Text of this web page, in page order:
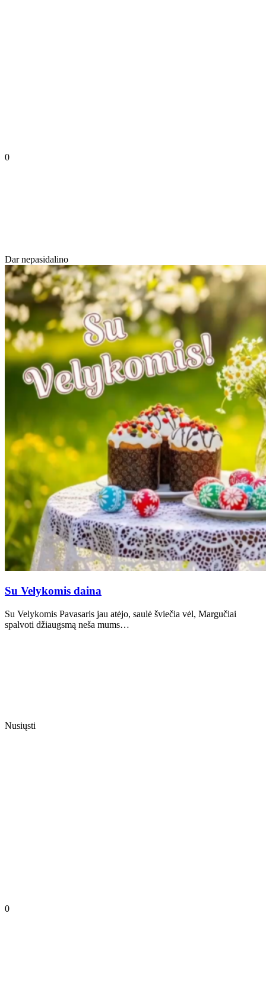
0
Dar nepasidalino
Su Velykomis daina
Su Velykomis Pavasaris jau atėjo, saulė šviečia vėl, Margučiai
spalvoti džiaugsmą neša mums…
Nusiųsti
0